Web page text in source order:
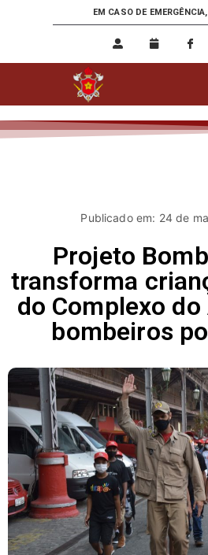
EM CASO DE
Publicado em: 24 de
Projeto
transforma
do Complexo
bombeiros